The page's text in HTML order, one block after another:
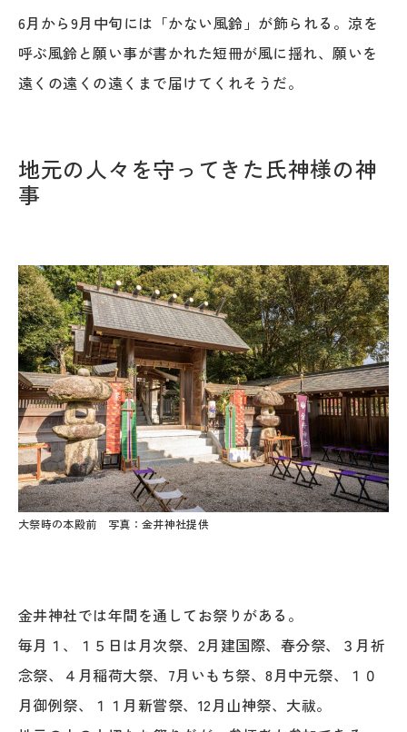
6月から9月中旬には「かない風鈴」が飾られる。涼を
呼ぶ風鈴と願い事が書かれた短冊が風に揺れ、願いを
遠くの遠くの遠くまで届けてくれそうだ。
地元の人々を守ってきた氏神様の神
事
大祭時の本殿前 写真：金井神社提供
金井神社では年間を通してお祭りがある。
毎月１、１５日は月次祭、2月建国際、春分祭、３月祈
念祭、４月稲荷大祭、7月いもち祭、8月中元祭、１０
月御例祭、１１月新嘗祭、12月山神祭、大祓。